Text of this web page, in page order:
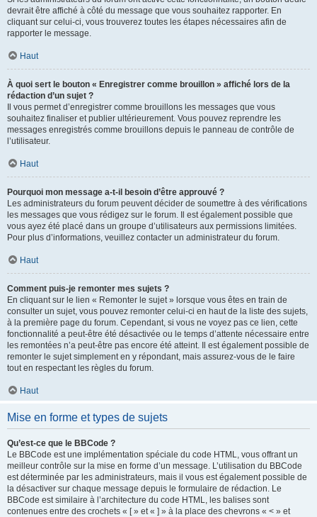
devrait être affiché à côté du message que vous souhaitez rapporter. En
cliquant sur celui-ci, vous trouverez toutes les étapes nécessaires afin de
rapporter le message.
Haut
À quoi sert le bouton « Enregistrer comme brouillon » affiché lors de la
rédaction d’un sujet ?
Il vous permet d’enregistrer comme brouillons les messages que vous
souhaitez finaliser et publier ultérieurement. Vous pouvez reprendre les
messages enregistrés comme brouillons depuis le panneau de contrôle de
l’utilisateur.
Haut
Pourquoi mon message a-t-il besoin d’être approuvé ?
Les administrateurs du forum peuvent décider de soumettre à des vérifications
les messages que vous rédigez sur le forum. Il est également possible que
vous ayez été placé dans un groupe d’utilisateurs aux permissions limitées.
Pour plus d’informations, veuillez contacter un administrateur du forum.
Haut
Comment puis-je remonter mes sujets ?
En cliquant sur le lien « Remonter le sujet » lorsque vous êtes en train de
consulter un sujet, vous pouvez remonter celui-ci en haut de la liste des sujets,
à la première page du forum. Cependant, si vous ne voyez pas ce lien, cette
fonctionnalité a peut-être été désactivée ou le temps d’attente nécessaire entre
les remontées n’a peut-être pas encore été atteint. Il est également possible de
remonter le sujet simplement en y répondant, mais assurez-vous de le faire
tout en respectant les règles du forum.
Haut
Mise en forme et types de sujets
Qu’est-ce que le BBCode ?
Le BBCode est une implémentation spéciale du code HTML, vous offrant un
meilleur contrôle sur la mise en forme d’un message. L’utilisation du BBCode
est déterminée par les administrateurs, mais il vous est également possible de
la désactiver sur chaque message depuis le formulaire de rédaction. Le
BBCode est similaire à l’architecture du code HTML, les balises sont
contenues entre des crochets « [ » et « ] » à la place des chevrons « < » et